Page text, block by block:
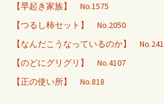
【早起き家族】 No.1575
【つるし柿セット】 No.2050
【なんだこうなっているのか】 No.241
【のどにグリグリ】 No.4107
【正の使い所】 No.818